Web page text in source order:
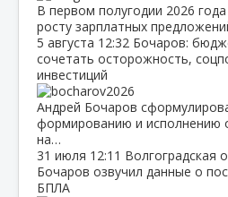
В первом полугодии 2026
росту зарплатных
5 августа 12:32 Бочаров:
сочетать осторожность,
инвестиций
Андрей Бочаров
формированию и исполнению
на…
31 июля 12:11 Волгоградская
Бочаров озвучил данные о
БПЛА